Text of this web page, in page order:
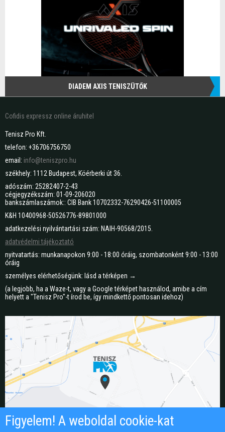
DIADEM AXIS TENISZÜTŐK
Cofidis expressz online áruhitel
Tenisz Pro Kft.
telefon: +36706756750
email: info@teniszpro.hu
székhely: 1112 Budapest, Köérberki út 36.
adószám: 25282407-2-43
cégjegyzékszám: 01-09-206020
bankszámlaszámok:: CIB Bank 10702332-76290426-51100005
K&H 10400968-50526776-89801000
adatkezelési nyilvántartási szám: NAIH-90568/2015.
adatvédelmi tájékoztató
nyitvatartás: munkanapokon 9:00 - 18:00 óráig, szombatonként 9:00 - 13:00
óráig
személyes elérhetőségünk: lásd a térképen →
(a legjobb, ha a Waze-t, vagy a Google térképet használod, amibe a cím
helyett a "Tenisz Pro"-t írod be, így mindkettő pontosan idehoz)
Figyelem! A weboldal cookie-kat